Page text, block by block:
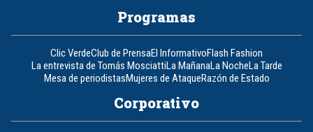
Programas
Clic VerdeClub de PrensaEl InformativoFlash Fashion
La entrevista de Tomás MosciattiLa MañanaLa NocheLa Tarde
Mesa de periodistasMujeres de AtaqueRazón de Estado
Corporativo